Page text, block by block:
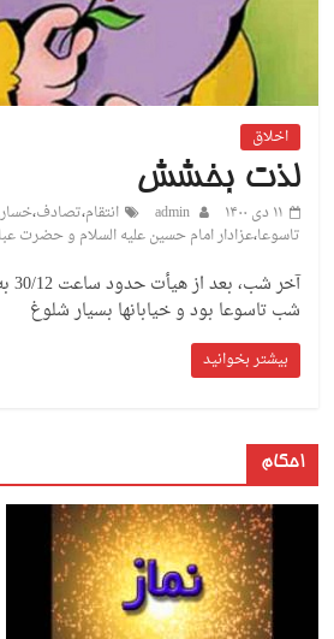
اخلاق
لذت بخشش
۱۱ دی ۱۴۰۰ admin انتقام،تصادف،
تاسوعا،عزادار امام حسین علیه السلام و حضرت
شب تاسوعا بود و خیابانها بسیار شلوغ
بیشتر بخوانید
احکام